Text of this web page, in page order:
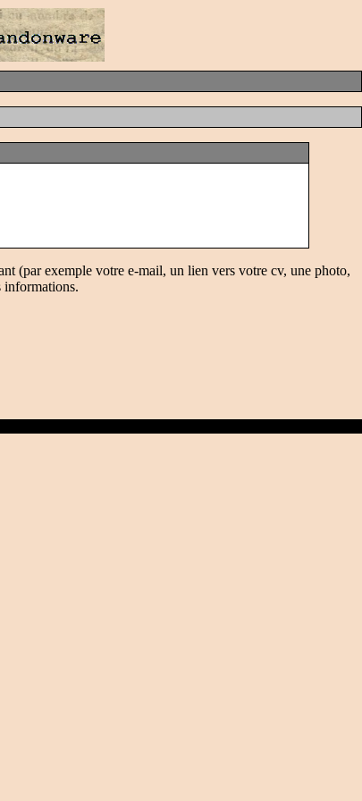
(par exemple votre e-mail, un lien vers votre cv, une photo,
informations.